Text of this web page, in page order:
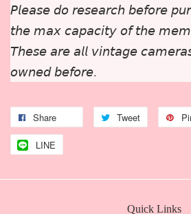
𝘗𝘭𝘦𝘢𝘴𝘦 𝘥𝘰 𝘳𝘦𝘴𝘦𝘢𝘳𝘤𝘩 𝘣𝘦𝘧𝘰𝘳𝘦
𝘵𝘩𝘦 𝘮𝘢𝘹 𝘤𝘢𝘱𝘢𝘤𝘪𝘵𝘺 𝘰𝘧 𝘵𝘩𝘦
𝘛𝘩𝘦𝘴𝘦 𝘢𝘳𝘦 𝘢𝘭𝘭 𝘷𝘪𝘯𝘵𝘢𝘨𝘦
𝘰𝘸𝘯𝘦𝘥 𝘣𝘦𝘧𝘰𝘳𝘦.
Share Tweet
LINE
Quick Links